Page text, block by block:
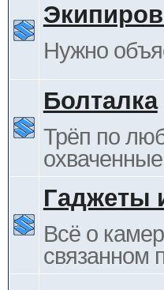
Нужно
Болталка
Трёп по
Гаджеты
Всё о
связанном